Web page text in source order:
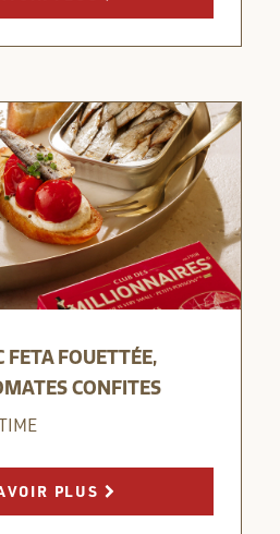
FETA FOUETTÉE,
CONFITES
PLUS